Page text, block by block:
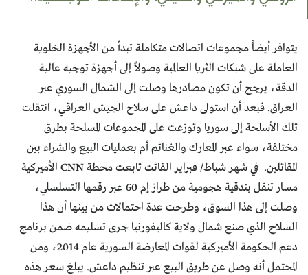
يتوافر أيضاً مجموعات اتصالات متكاملة تبدأ من الأجهزة الخلوية
العاملة على شبكات الثريا العالمية وصولاً إلى أجهزة توجيه عالية
الدقة، يرجح أن تكون مصادرها وصلت إلى الشمال السوري عبر
العراق. فبعد أن استولى داعش على سلاح الجيش العراقي، انتقلت
تلك الأسلحة إلى سوريا وتوزعت على المجموعات المسلحة بطرق
مختلفة، سواء عبر المعارك والغنائم أم بعمليات البيع والشراء بين
المقاتلين. في شهر شباط/ فبراير الفائت تابعت محطة CNN الأميركية
مسار تنقل بندقية هجومية من طراز إم 60 عبر رقمها التسلسلي،
وصلت إلى هذا السوق، وطرحت عدة احتمالات من بينها أن هذا
السلاح الذي صنع شمال ولاية كاليفورنيا جرى تسليمه ضمن برنامج
دعم الحكومة الأميركية لقوات المعارضة السورية عام 2014، ومن
المحتمل أنه وصل عن طريق البيع عبر تنظيم داعش. يبلغ سعر هذه